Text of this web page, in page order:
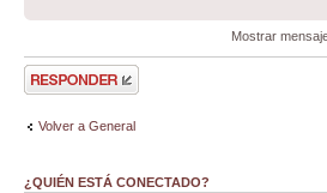
Mostrar
Publicar una
respuesta
Volver a General
¿QUIÉN ESTÁ CONECTADO?